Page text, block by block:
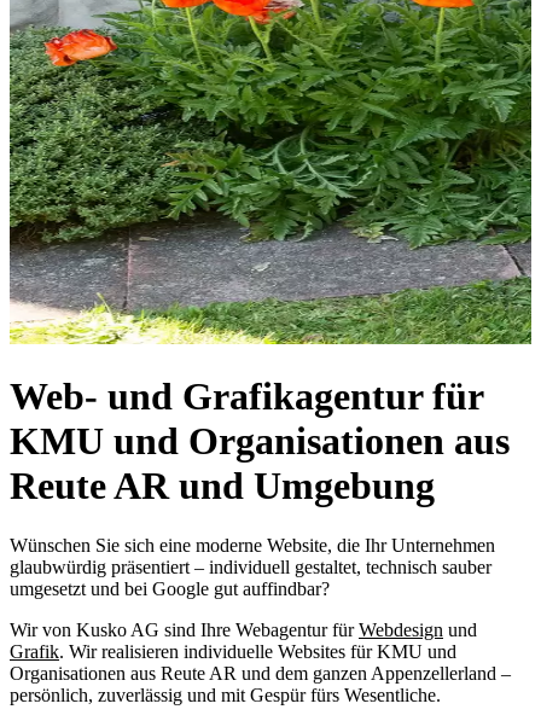
Web- und Grafikagentur für
KMU und Organisationen aus
Reute AR und Umgebung
Wünschen Sie sich eine moderne Website, die Ihr Unternehmen
glaubwürdig präsentiert – individuell gestaltet, technisch sauber
umgesetzt und bei Google gut auffindbar?
Wir von Kusko AG sind Ihre Webagentur fürWebdesign und
Grafik. Wir realisieren individuelle Websites für KMU und
Organisationen aus Reute AR und dem ganzen Appenzellerland –
persönlich, zuverlässig und mit Gespür fürs Wesentliche.